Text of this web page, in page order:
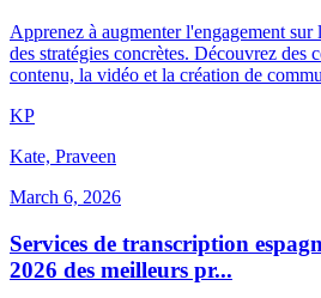
Apprenez à augmenter l'engagement sur
des stratégies concrètes. Découvrez des
contenu, la vidéo et la création de
KP
Kate, Praveen
March 6, 2026
Services de transcription
2026 des meilleurs pr...